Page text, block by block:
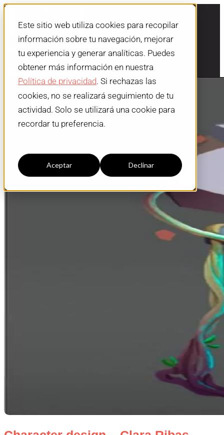
Este sitio web utiliza cookies para recopilar
información sobre tu navegación, mejorar
tu experiencia y generar analíticas. Puedes
obtener más información en nuestra
Política de privacidad. Si rechazas las
cookies, no se realizará seguimiento de tu
actividad. Solo se utilizará una cookie para
recordar tu preferencia.
Aceptar Declinar